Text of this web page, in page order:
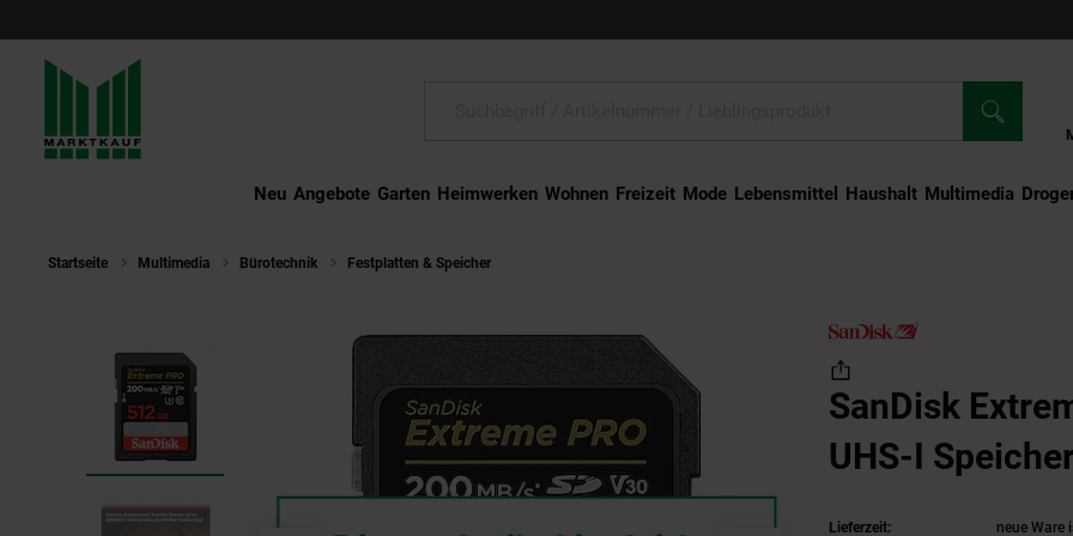
Neu Angebote Garten Heimwerken Wohnen Freizeit Mode Lebensmittel Haushalt Multimedia
Startseite Multimedia Bürotechnik Festplatten & Speicher
SanDisk
UHS-I
Lieferzeit: neue Ware